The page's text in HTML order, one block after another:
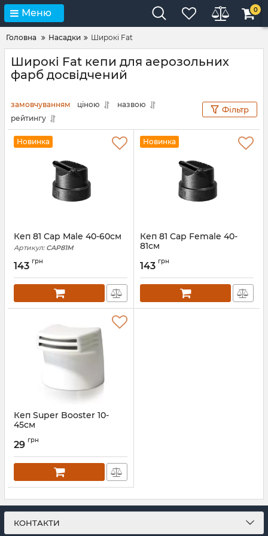
Меню 0
Головна Насадки Широкі Fat
Широкі Fat кепи для аерозольних
фарб досвідчений
замовчуванням ціною
назвою
рейтингу
Фільтр
Новинка
Кеп 81 Cap Male 40-60см
Артикул:CAP81M
143 грн
Новинка
Кеп 81 Cap Female 40-
81см
143 грн
Кеп Super Booster 10-
45см
29 грн
КОНТАКТИ